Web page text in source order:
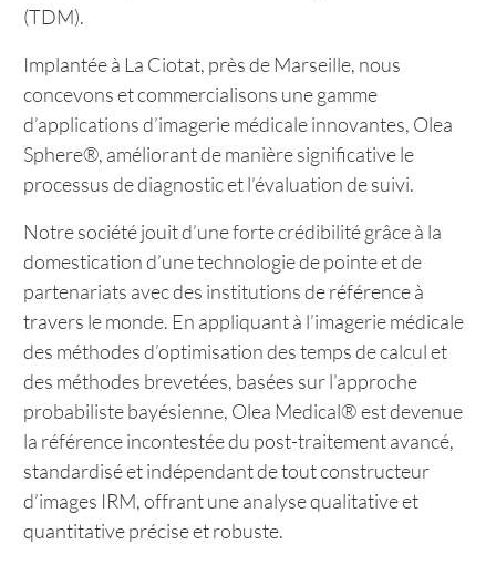
(TDM).
Implantée à La Ciotat, près de Marseille, nous
concevons et commercialisons une gamme
d’applications d’imagerie médicale innovantes, Olea
Sphere®, améliorant de manière significative le
processus de diagnostic et l’évaluation de suivi.
Notre société jouit d’une forte crédibilité grâce à la
domestication d’une technologie de pointe et de
partenariats avec des institutions de référence à
travers le monde. En appliquant à l’imagerie médicale
des méthodes d’optimisation des temps de calcul et
des méthodes brevetées, basées sur l’approche
probabiliste bayésienne, Olea Medical® est devenue
la référence incontestée du post-traitement avancé,
standardisé et indépendant de tout constructeur
d’images IRM, offrant une analyse qualitative et
quantitative précise et robuste.